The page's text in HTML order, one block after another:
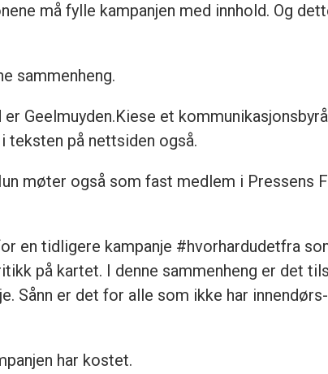
må fylle kampanjen med innhold. Og
sammenheng.
Geelmuyden.Kiese et
teksten på nettsiden også.
møter også som fast medlem i Pressens
en tidligere kampanje #hvorhardudetfra
på kartet. I denne sammenheng er det
Sånn er det for alle som ikke har
har kostet.